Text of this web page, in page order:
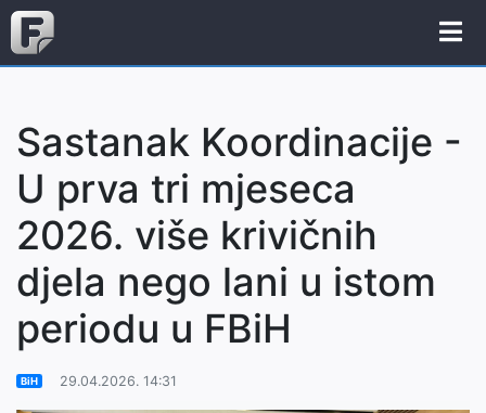
Sastanak Koordinacije -
U prva tri mjeseca
2026. više krivičnih
djela nego lani u istom
periodu u FBiH
BiH 29.04.2026. 14:31